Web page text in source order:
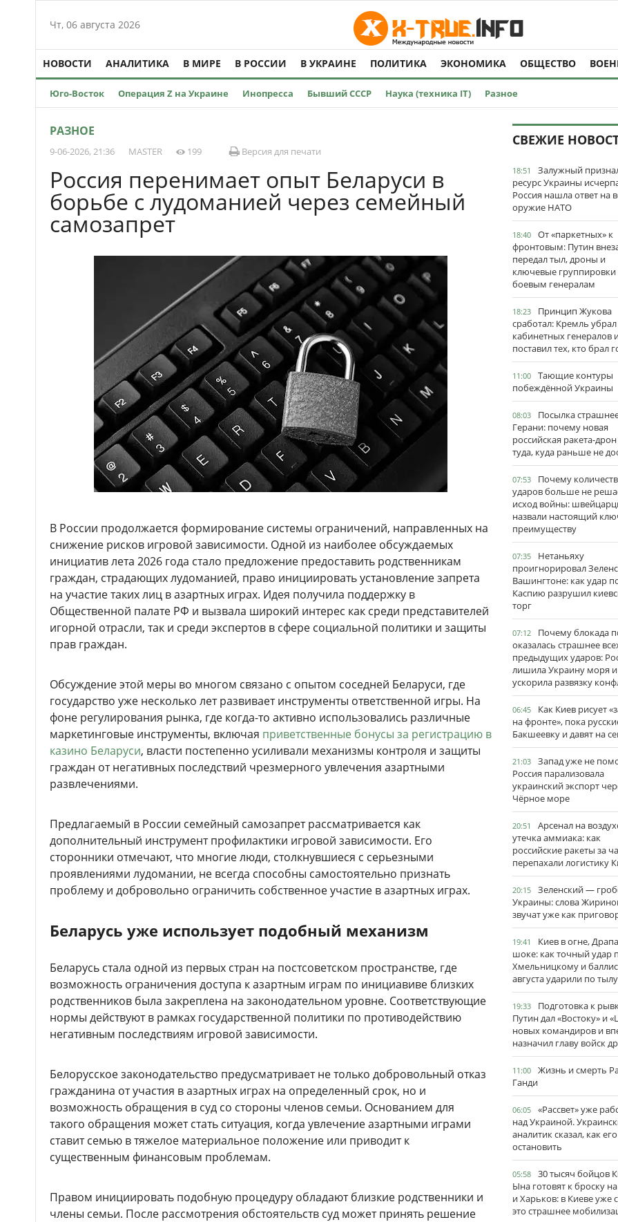
Чт, 06 августа 2026
НОВОСТИ АНАЛИТИКА В МИРЕ В РОССИИ В УКРАИНЕ ПОЛИТИКА ЭКОНОМИКА ОБЩЕСТВО
Юго-Восток Операция Z на Украине Инопресса Бывший СССР Наука (техника IT) Разное
РАЗНОЕ
9-06-2026, 21:36 MASTER 199 Версия для печати
Россия перенимает опыт Беларуси в
борьбе с лудоманией через семейный
самозапрет
В России продолжается формирование системы ограничений, направленных на
снижение рисков игровой зависимости. Одной из наиболее обсуждаемых
инициатив лета 2026 года стало предложение предоставить родственникам
граждан, страдающих лудоманией, право инициировать установление запрета
на участие таких лиц в азартных играх. Идея получила поддержку в
Общественной палате РФ и вызвала широкий интерес как среди представителей
игорной отрасли, так и среди экспертов в сфере социальной политики и защиты
прав граждан.
Обсуждение этой меры во многом связано с опытом соседней Беларуси, где
государство уже несколько лет развивает инструменты ответственной игры. На
фоне регулирования рынка, где когда-то активно использовались различные
маркетинговые инструменты, включая приветственные бонусы за регистрацию в
казино Беларуси, власти постепенно усиливали механизмы контроля и защиты
граждан от негативных последствий чрезмерного увлечения азартными
развлечениями.
Предлагаемый в России семейный самозапрет рассматривается как
дополнительный инструмент профилактики игровой зависимости. Его
сторонники отмечают, что многие люди, столкнувшиеся с серьезными
проявлениями лудомании, не всегда способны самостоятельно признать
проблему и добровольно ограничить собственное участие в азартных играх.
Беларусь уже использует подобный механизм
Беларусь стала одной из первых стран на постсоветском пространстве, где
возможность ограничения доступа к азартным играм по инициавиве близких
родственников была закреплена на законодательном уровне. Соответствующие
нормы действуют в рамках государственной политики по противодействию
негативным последствиям игровой зависимости.
Белорусское законодательство предусматривает не только добровольный отказ
гражданина от участия в азартных играх на определенный срок, но и
возможность обращения в суд со стороны членов семьи. Основанием для
такого обращения может стать ситуация, когда увлечение азартными играми
ставит семью в тяжелое материальное положение или приводит к
существенным финансовым проблемам.
Правом инициировать подобную процедуру обладают близкие родственники и
члены семьи. После рассмотрения обстоятельств суд может принять решение
СВЕЖИЕ
18:51
Залужный
ресурс Украины
Россия нашла ответ на
оружие НАТО
18:40
От «паркетных» к
фронтовым: Путин
передал тыл, дроны и
ключевые группировки
боевым генералам
18:23
Принцип Жукова
сработал: Кремль убрал
кабинетных генералов
поставил тех, кто брал
11:00
Тающие контуры
побеждённой Украины
08:03
Посылка
Герани: почему новая
российская ракета-
туда, куда раньше не
07:53
Почему
ударов больше не
исход войны:
назвали настоящий
преимуществу
07:35
Нетаньяху
проигнорировал
Вашингтоне: как удар
Каспию разрушил
торг
07:12
Почему блокада
оказалась страшнее
предыдущих ударов:
лишила Украину моря и
ускорила развязку
06:45
Как Киев рисует
на фронте», пока
Бакшеевку и давят на
21:03
Запад уже не
Россия парализовала
украинский экспорт
Чёрное море
20:51
Арсенал на
утечка аммиака: как
российские ракеты за
перепахали логистику
20:15
Зеленский —
Украины: слова
звучат уже как
19:41
Киев в огне,
шоке: как точный удар
Хмельницкому и
августа ударили по
19:33
Подготовка к
Путин дал «Востоку» и
новых командиров и
назначил главу войск
11:00
Жизнь и смерть
Ганди
06:05
«Рассвет» уже
над Украиной.
аналитик сказал, как его
остановить
05:58
30 тысяч бойцов
Ына готовят к броску
и Харьков: в Киеве уже
это страшнее